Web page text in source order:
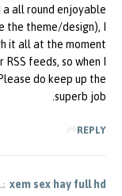
all round enjoyable
the theme/design), I
it all at the moment
feeds, so when I
do keep up the
superb job.
REPLY
xem sex hay full hd